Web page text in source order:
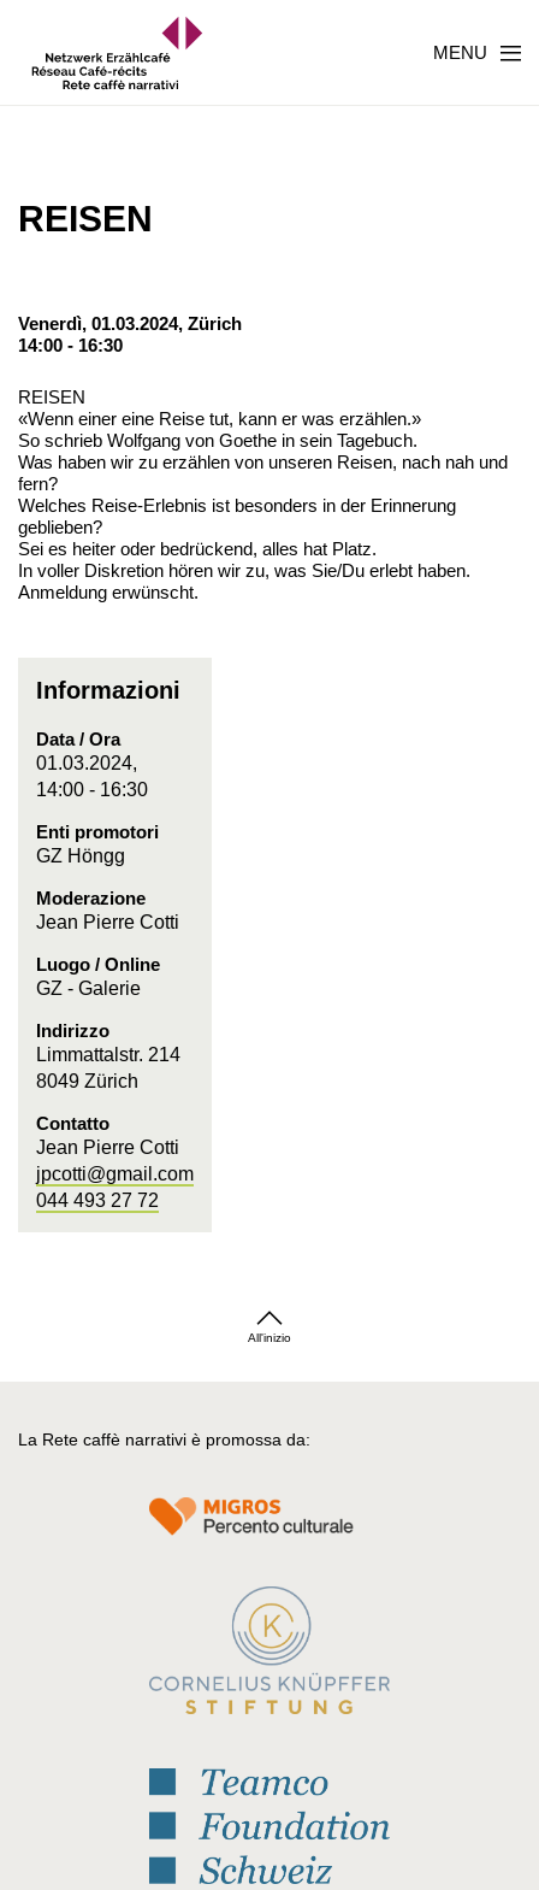
MENU
REISEN
Venerdì, 01.03.2024, Zürich
14:00 - 16:30
REISEN
«Wenn einer eine Reise tut, kann er was erzählen.»
So schrieb Wolfgang von Goethe in sein Tagebuch.
Was haben wir zu erzählen von unseren Reisen, nach nah und
fern?
Welches Reise-Erlebnis ist besonders in der Erinnerung
geblieben?
Sei es heiter oder bedrückend, alles hat Platz.
In voller Diskretion hören wir zu, was Sie/Du erlebt haben.
Anmeldung erwünscht.
Informazioni
Data / Ora
01.03.2024,
14:00 - 16:30
Enti promotori
GZ Höngg
Moderazione
Jean Pierre Cotti
Luogo / Online
GZ - Galerie
Indirizzo
Limmattalstr. 214
8049 Zürich
Contatto
Jean Pierre Cotti
jpcotti@gmail.com
044 493 27 72
All'inizio
La Rete caffè narrativi è promossa da: